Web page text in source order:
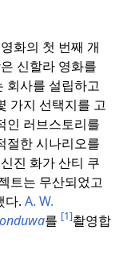
영화의 첫 번째 개
신할라 영화를
회사를 설립하고
가지 선택지를 고
인 러브스토리를
절한 시나리오를
진 화가 산티 쿠
트는 무산되었고
다. A. W.
를 [1]촬영합